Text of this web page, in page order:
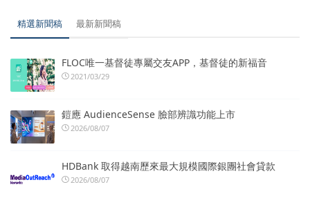
精選新聞稿 最新新聞稿
FLOC唯一基督徒專屬交友APP，基督徒的新福音
2021/03/29
鎧應 AudienceSense 臉部辨識功能上市
2026/08/07
HDBank 取得越南歷來最大規模國際銀團社會貸款
2026/08/07